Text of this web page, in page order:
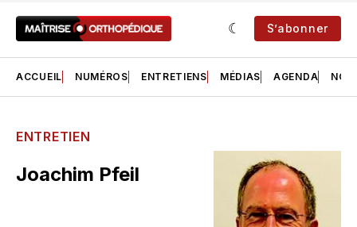
S’abonner
ACCUEIL NUMÉROS ENTRETIENS MÉDIAS AGENDA NOS
ENTRETIEN
Joachim Pfeil